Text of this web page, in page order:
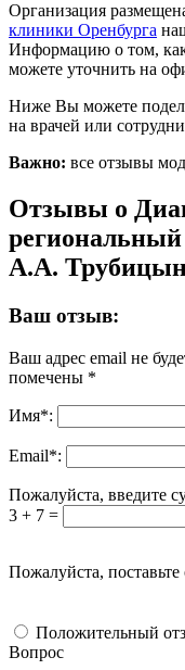
Организация
клиники Оренбурга
Информацию о том,
можете уточнить на
Ниже Вы можете
на врачей или
Важно: все отзывы
Отзывы о
А.А.
Ваш отзыв:
Ваш адрес email не
помечены *
Имя*:
Email*:
Пожалуйста, введите
3 + 7 =
Пожалуйста,
Положительный
Вопрос